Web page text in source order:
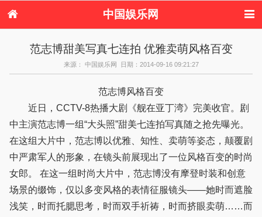
中国娱乐网
电视剧
演唱会 综艺节目
偶像活动
范志博甜美写真七连拍 优雅卖萌风格百变
来源： 中国娱乐网 日期：2014-09-16 09:21:27
范志博风格百变
近日，CCTV-8热播大剧《舰在亚丁湾》完美收官。剧
中主演范志博一组“大头照”甜美七连拍写真随之抢先曝光。
在这组大片中，范志博以优雅、知性、卖萌等姿态，颠覆剧
中严肃军人的形象，在镜头前展现出了一位风格百变的时尚
女郎。 在这一组时尚大片中，范志博没有摩登时装和创意
场景的缀饰，仅以多变风格的表情征服镜头——她时而遮脸
浅笑，时而托腮思考，时而双手祈祷，时而挤眼卖萌……而